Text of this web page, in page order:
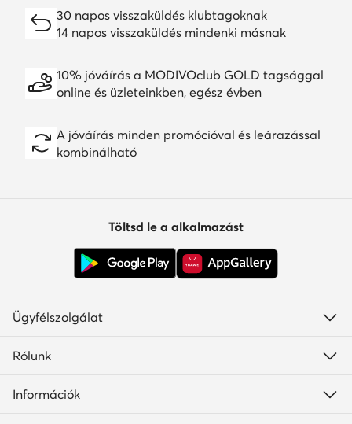
30 napos visszaküldés klubtagoknak
14 napos visszaküldés mindenki másnak
10% jóváírás a MODIVOclub GOLD tagsággal
online és üzleteinkben, egész évben
A jóváírás minden promócióval és leárazással
kombinálható
Töltsd le a alkalmazást
Ügyfélszolgálat
Rólunk
Információk